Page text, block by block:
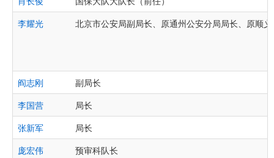
李耀光
北京市公安局副局长、原通州公安分局局长、原顺
阎志刚
副局长
李国营
局长
张新军
局长
庞宏伟
预审科队长